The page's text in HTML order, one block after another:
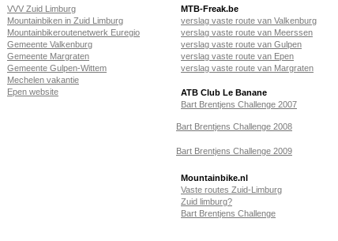
VVV Zuid Limburg
Mountainbiken in Zuid Limburg
Mountainbikeroutenetwerk Euregio
Gemeente Valkenburg
Gemeente Margraten
Gemeente Gulpen-Wittem
Mechelen vakantie
Epen website
MTB-Freak.be
verslag vaste route van Valkenburg
verslag vaste route van Meerssen
verslag vaste route van Gulpen
verslag vaste route van Epen
verslag vaste route van Margraten
ATB Club Le Banane
Bart Brentjens Challenge 2007
Bart Brentjens Challenge 2008
Bart Brentjens Challenge 2009
Mountainbike.nl
Vaste routes Zuid-Limburg
Zuid limburg?
Bart Brentjens Challenge